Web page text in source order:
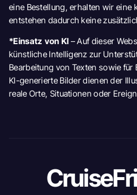
eine Bestellung, erhalten wir eine
entstehen dadurch keine
*Einsatz von KI – Auf dieser
künstliche Intelligenz zur
Bearbeitung von Texten sowie
KI-generierte Bilder dienen der
reale Orte, Situationen oder